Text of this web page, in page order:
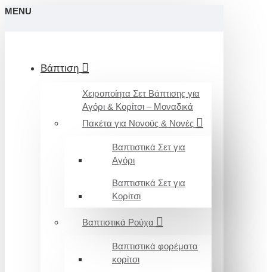
MENU
Βάπτιση
Χειροποίητα Σετ Βάπτισης για
Αγόρι & Κορίτσι – Μοναδικά
Πακέτα για Νονούς & Νονές
Βαπτιστικά Σετ για
Αγόρι
Βαπτιστικά Σετ για
Κορίτσι
Βαπτιστικά Ρούχα
Βαπτιστικά φορέματα
κορίτσι